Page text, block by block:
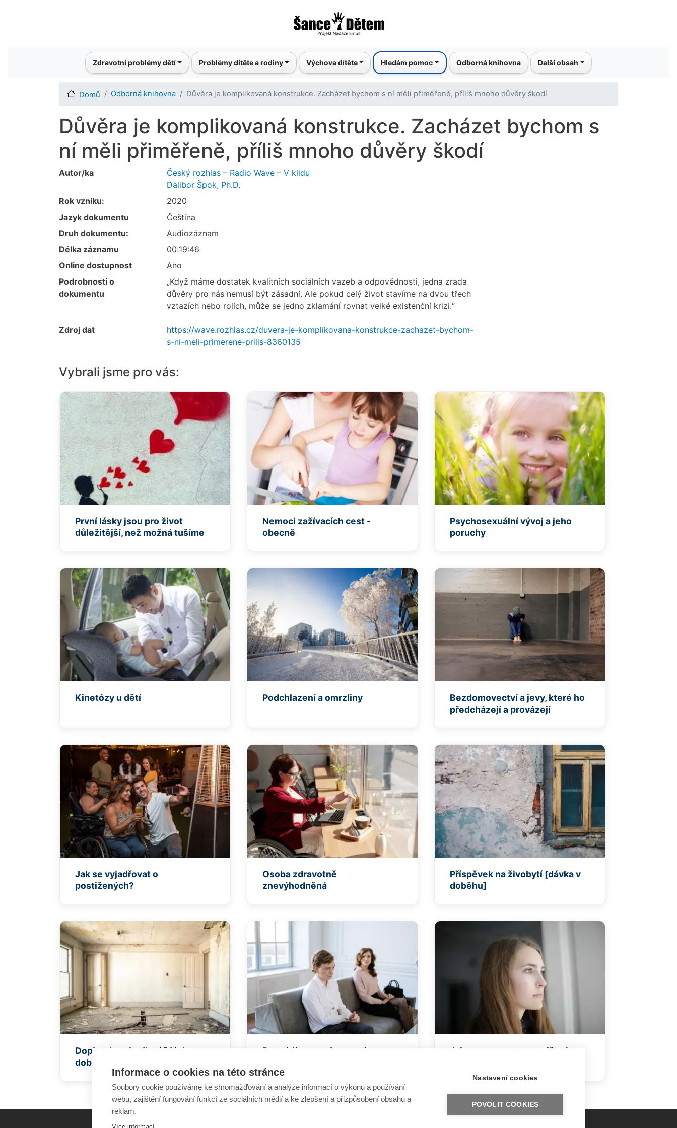
k
hlavnímu
Main navigationZdravotní problémy dětí Problémy dítěte a rodiny Výchova dítěte Hledám pomoc Odborná knihovna Další obsah
Domů Odborná knihovna Důvěra je komplikovaná konstrukce. Zacházet bychom s ní měli přiměřeně, příliš mnoho důvěry škodí
Důvěra je komplikovaná konstrukce. Zacházet bychom s
ní měli přiměřeně, příliš mnoho důvěry škodí
Autor/ka
Český rozhlas – Radio Wave – V klidu
Dalibor Špok, Ph.D.
Rok vzniku:
2020
Jazyk dokumentu
Čeština
Druh dokumentu:
Audiozáznam
Délka záznamu
00:19:46
Online dostupnost
Ano
Podrobnosti o
dokumentu
„Když máme dostatek kvalitních sociálních vazeb a odpovědnosti, jedna zrada
důvěry pro nás nemusí být zásadní. Ale pokud celý život stavíme na dvou třech
vztazích nebo rolích, může se jedno zklamání rovnat velké existenční krizi.“
Zdroj dat
https://wave.rozhlas.cz/duvera-je-komplikovana-konstrukce-zachazet-bychom-
s-ni-meli-primerene-prilis-8360135
Vybrali jsme pro vás:
První lásky jsou pro život
důležitější, než možná tušíme
Nemoci zažívacích cest -
obecně
Psychosexuální vývoj a jeho
poruchy
Kinetózy u dětí Podchlazení a omrzliny
Bezdomovectví a jevy, které ho
předcházejí a provázejí
Jak se vyjadřovat o
postižených?
Osoba zdravotně
znevýhodněná
Příspěvek na živobytí [dávka v
doběhu]
Doplatek na bydlení [dávka v
doběhu]
Rozvádíme se. Je pro nás
Jak se vyrovnat s postižením
Informace o cookies na této stránce
Soubory cookie používáme ke shromažďování a analýze informací o výkonu a používání
webu, zajištění fungování funkcí ze sociálních médií a ke zlepšení a přizpůsobení obsahu a
reklam.
Nastavení cookies
POVOLIT COOKIES